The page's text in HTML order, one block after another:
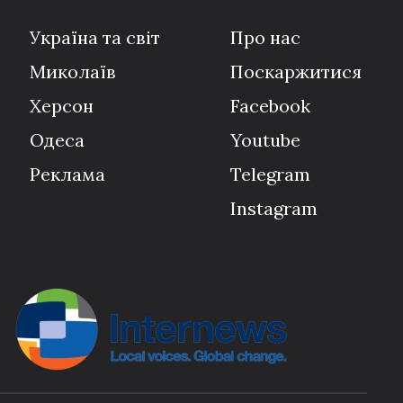
Україна та світ
Миколаїв
Херсон
Одеса
Реклама
Про нас
Поскаржитися
Facebook
Youtube
Telegram
Instagram